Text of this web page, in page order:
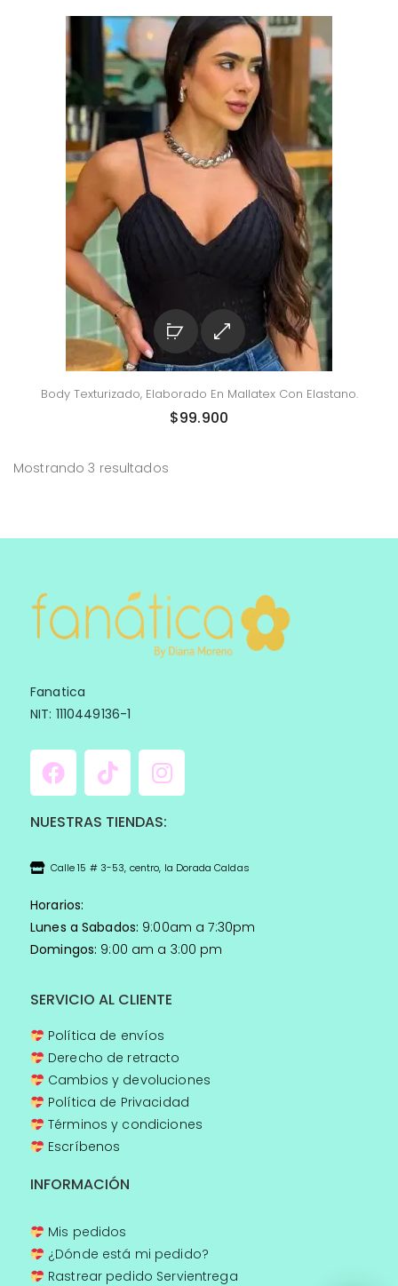
Body Texturizado, Elaborado En Mallatex Con Elastano.
$99.900
Mostrando 3 resultados
Fanatica
NIT: 1110449136-1
NUESTRAS TIENDAS:
Calle 15 # 3-53, centro, la Dorada Caldas
Horarios:
Lunes a Sabados: 9:00am a 7:30pm
Domingos: 9:00 am a 3:00 pm
SERVICIO AL CLIENTE
Política de envíos
Derecho de retracto
Cambios y devoluciones
Política de Privacidad
Términos y condiciones
Escríbenos
INFORMACIÓN
Mis pedidos
¿Dónde está mi pedido?
Rastrear pedido Servientrega